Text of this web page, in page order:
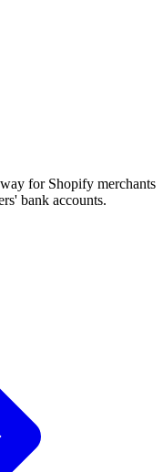
for Shopify merchants
bank accounts.